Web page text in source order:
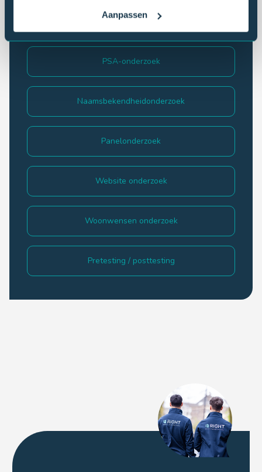
Aanpassen
Medewerkersonderzoek
PSA-onderzoek
Naamsbekendheidonderzoek
Panelonderzoek
Website onderzoek
Woonwensen onderzoek
Pretesting / posttesting